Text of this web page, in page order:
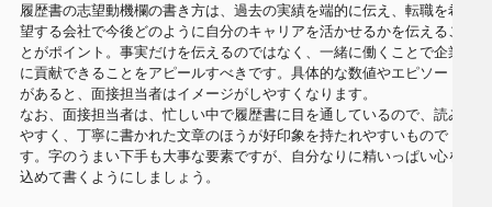
履歴書の志望動機欄の書き方は、過去の実績を端的に伝え、転職を希
望する会社で今後どのように自分のキャリアを活かせるかを伝えるこ
とがポイント。事実だけを伝えるのではなく、一緒に働くことで企業
に貢献できることをアピールすべきです。具体的な数値やエピソード
があると、面接担当者はイメージがしやすくなります。
なお、面接担当者は、忙しい中で履歴書に目を通しているので、読み
やすく、丁寧に書かれた文章のほうが好印象を持たれやすいもので
す。字のうまい下手も大事な要素ですが、自分なりに精いっぱい心を
込めて書くようにしましょう。